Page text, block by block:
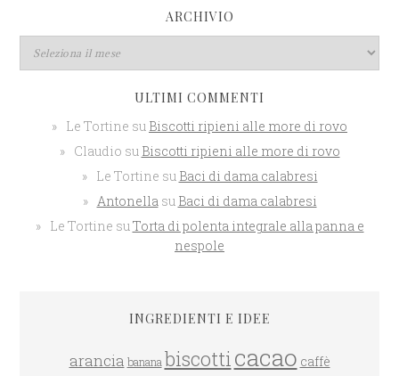
ARCHIVIO
ULTIMI COMMENTI
Le Tortine su Biscotti ripieni alle more di rovo
Claudio su Biscotti ripieni alle more di rovo
Le Tortine su Baci di dama calabresi
Antonellasu Baci di dama calabresi
Le Tortine suTorta di polenta integrale alla panna e
nespole
INGREDIENTI E IDEE
arancia banana biscotticacao caffè